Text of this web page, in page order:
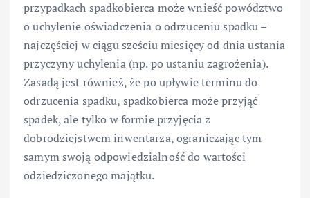
przypadkach spadkobierca może wnieść powództwo
o uchylenie oświadczenia o odrzuceniu spadku –
najczęściej w ciągu sześciu miesięcy od dnia ustania
przyczyny uchylenia (np. po ustaniu zagrożenia).
Zasadą jest również, że po upływie terminu do
odrzucenia spadku, spadkobierca może przyjąć
spadek, ale tylko w formie przyjęcia z
dobrodziejstwem inwentarza, ograniczając tym
samym swoją odpowiedzialność do wartości
odziedziczonego majątku.